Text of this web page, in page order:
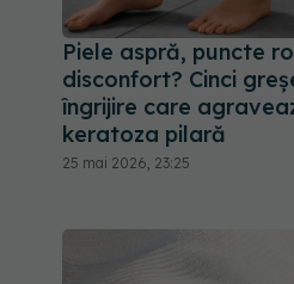
Piele aspră, puncte
disconfort? Cinci
îngrijire care
keratoza pilară
25 mai 2026, 23:25